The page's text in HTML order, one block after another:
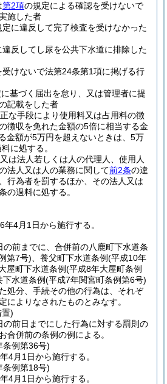
第2項の規定による確認を受けないで
施した者
定に違反して完了検査を受けなかった
違反してし尿を公共下水道に排除した
受けないで法第24条第1項に掲げる行
基づく届出を怠り、又は管理者に提
記載をした者
な手段により使用料又は占用料の徴
徴収を免れた金額の5倍に相当する金
金額が5万円を超えないときは、5万
に処する。
は法人若しくは人の代理人、使用人
法人又は人の業務に関して前2条の違
行為者を罰するほか、その法人又は
の過料に処する。
年4月1日から施行する。
の前までに、合併前の八鹿町下水道条
第7号) 、養父町下水道条例(平成10年
大屋町下水道条例(平成8年大屋町条例
下水道条例(平成7年関宮町条例第6号)
処分、手続その他の行為は、それぞ
によりなされたものとみなす。
)
の前日までにした行為に対する罰則の
合併前の条例の例による。
条例第36号)
4月1日から施行する。
条例第18号)
4月1日から施行する。